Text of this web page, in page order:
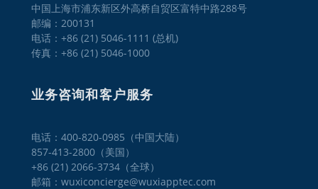
中国上海市浦东新区外高桥自贸区富特中路288号
邮编：200131
电话：+86 (21) 5046-1111 (总机)
传真：+86 (21) 5046-1000
业务咨询和客户服务
电话：400-820-0985（中国大陆）
857-413-2800（美国）
+86 (21) 2066-3734（全球）
邮箱：wuxiconcierge@wuxiapptec.com